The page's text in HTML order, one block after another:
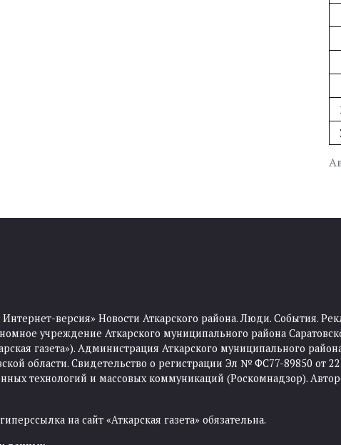
Интернет-версия» Новости Аткарского района. Люди. События.
учреждение Аткарского муниципального района
газета»). Администрация Аткарского муниципального
области. Свидетельство о регистрации Эл № ФС77-89850 от
технологий и массовых коммуникаций (Роскомнадзор).
на сайт «Аткарская газета» обязательна.